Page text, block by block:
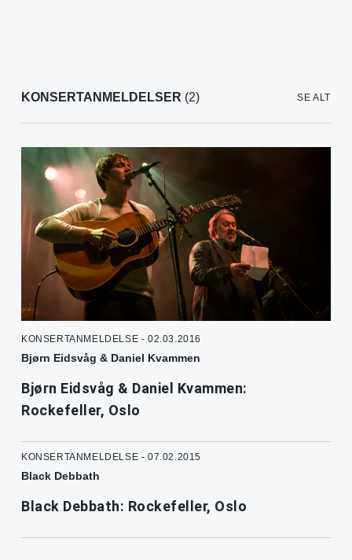
KONSERTANMELDELSER (2) SE ALT
KONSERTANMELDELSE - 02.03.2016
Bjørn Eidsvåg & Daniel Kvammen
Bjørn Eidsvåg & Daniel Kvammen:
Rockefeller, Oslo
KONSERTANMELDELSE - 07.02.2015
Black Debbath
Black Debbath: Rockefeller, Oslo